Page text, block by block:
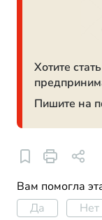
Хотите
Пишите на
Вам помогла
Да
Нет